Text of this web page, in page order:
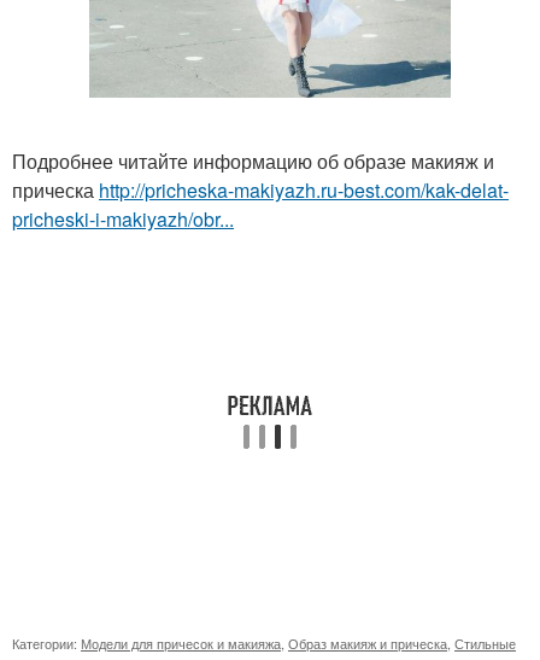
Подробнее читайте информацию об образе макияж и
прическа http://pricheska-makiyazh.ru-best.com/kak-delat-
pricheski-i-makiyazh/obr...
Категории: Модели для причесок и макияжа Образ макияж и прическа Стильные